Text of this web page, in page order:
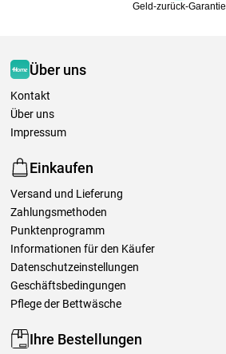
Geld-zurück-Garantie
Über uns
Kontakt
Über uns
Impressum
Einkaufen
Versand und Lieferung
Zahlungsmethoden
Punktenprogramm
Informationen für den Käufer
Datenschutzeinstellungen
Geschäftsbedingungen
Pflege der Bettwäsche
Ihre Bestellungen